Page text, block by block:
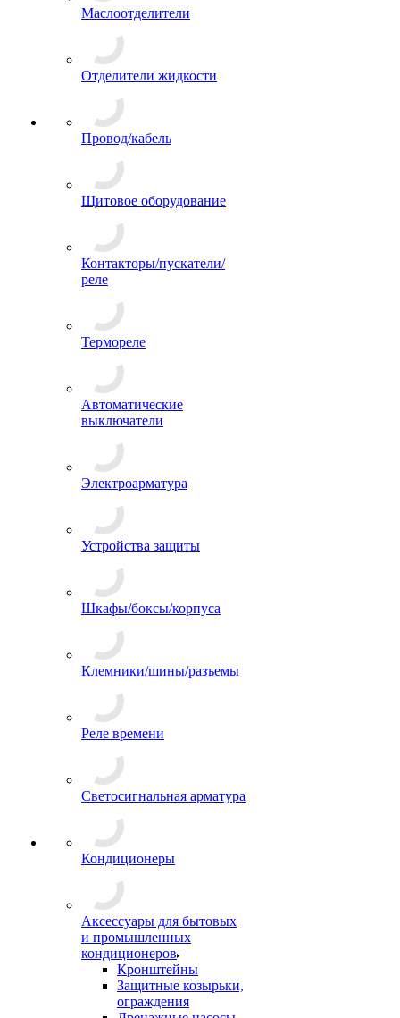
Маслоотделители
Отделители жидкости
Провод/кабель
Щитовое оборудование
Контакторы/пускатели/
реле
Термореле
Автоматические
выключатели
Электроарматура
Устройства защиты
Шкафы/боксы/корпуса
Клемники/шины/разъемы
Реле времени
Светосигнальная арматура
Кондиционеры
Аксессуары для бытовых
и промышленных
кондиционеров
Кронштейны
Защитные козырьки,
ограждения